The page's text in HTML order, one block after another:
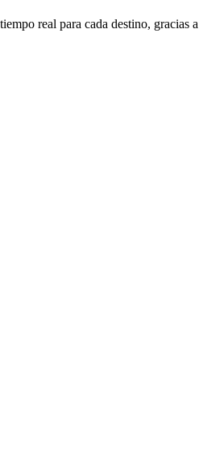
real para cada destino, gracias